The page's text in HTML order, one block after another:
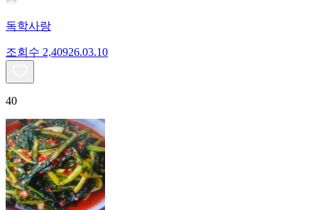
독학사랑
조회수 2,40926.03.10
40